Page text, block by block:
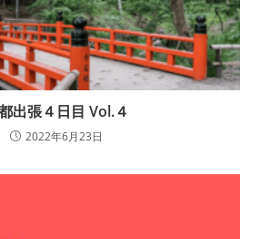
出張４日目 Vol.４
2022年6月23日